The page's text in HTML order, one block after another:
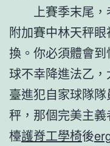
上賽季末尾
附加賽中林天秤
換。你必須體會
球不幸降進法乙
臺進犯自家球隊
秤，那個完美主
檯護脊工學椅後